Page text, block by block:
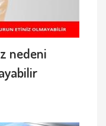
nedeni